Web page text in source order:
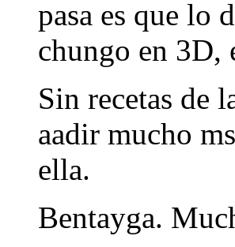
pasa es que lo
chungo en 3D,
Sin recetas de
aadir mucho
ella.
Bentayga.